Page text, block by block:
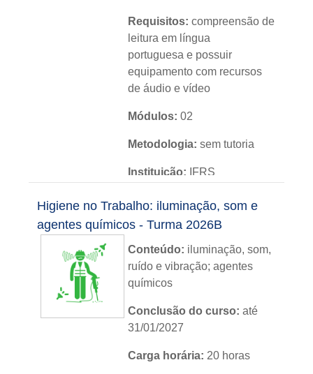
Requisitos: compreensão de
leitura em língua
portuguesa e possuir
equipamento com recursos
de áudio e vídeo
Módulos: 02
Metodologia: sem tutoria
Instituição: IFRS
Nível:básico
Idioma:português
Higiene no Trabalho: iluminação, som e
agentes químicos - Turma 2026B
Conteúdo: iluminação, som,
ruído e vibração; agentes
químicos
Conclusão do curso: até
31/01/2027
Carga horária: 20 horas